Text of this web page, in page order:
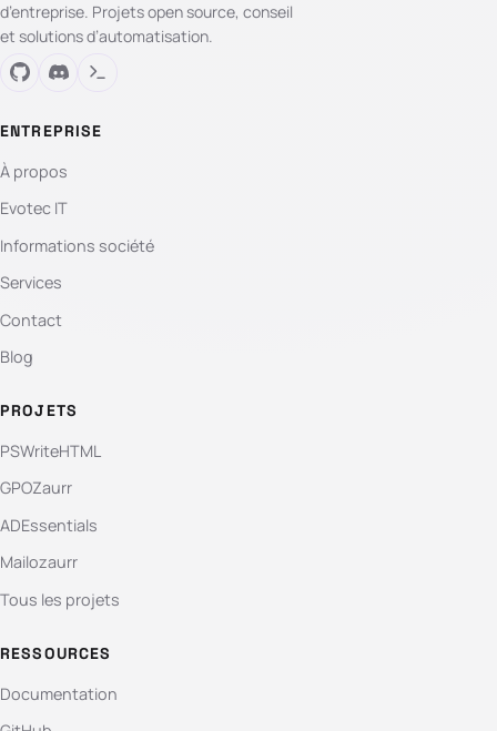
d’entreprise. Projets open source, conseil
et solutions d’automatisation.
ENTREPRISE
À propos
Evotec IT
Informations société
Services
Contact
Blog
PROJETS
PSWriteHTML
GPOZaurr
ADEssentials
Mailozaurr
Tous les projets
RESSOURCES
Documentation